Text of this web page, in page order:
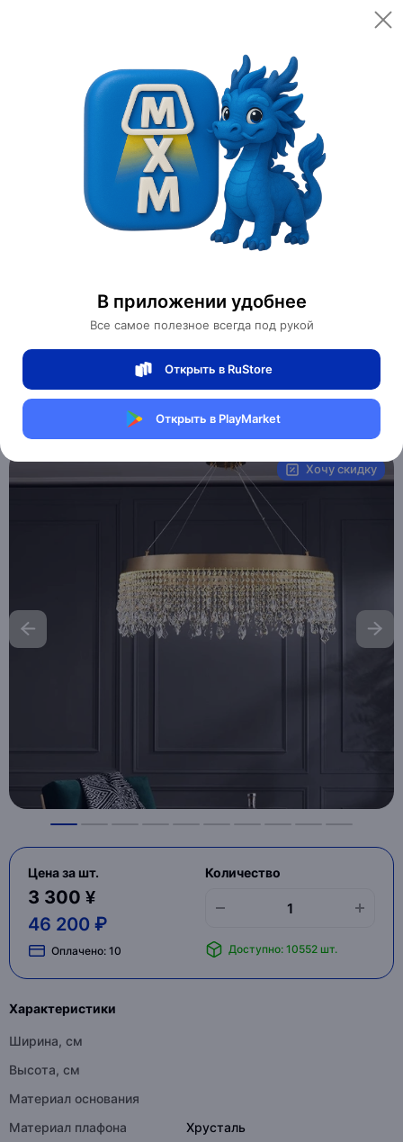
В приложении удобнее
Все самое полезное всегда под рукой
Открыть в RuStore
Открыть в PlayMarket
Открыть
Категории Светильники
Люстры
хрусталь, металл, LED.
Магазин Table lamps
MAI_HE__MAI_FATMA
Хочу скидку
Цена за шт.
3 300 ¥
46 200 ₽
Оплачено: 10
Количество
Доступно: 10552 шт.
Характеристики
Ширина, см
Высота, см
Материал основания
Материал плафона
Хрусталь